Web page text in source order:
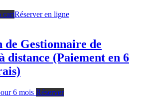
cartRéserver en ligne
Gestionnaire de
distance (Paiement en 6
6 mois Réserver